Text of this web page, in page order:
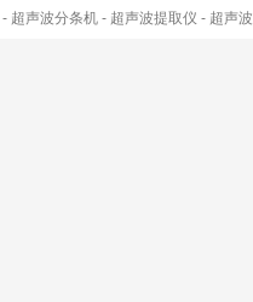
- 超声波分条机 - 超声波提取仪 - 超声